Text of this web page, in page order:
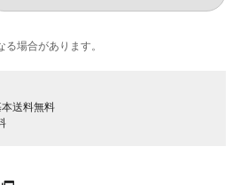
場合が​あります。
送料無料